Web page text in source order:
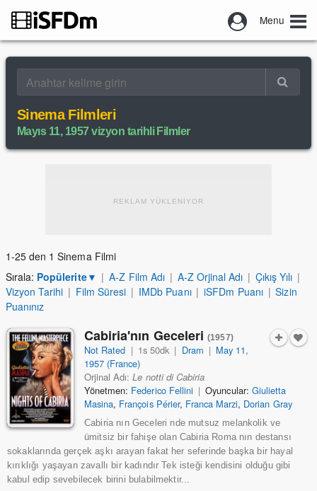
Menu
Sinema Filmleri
Mayıs 11, 1957 vizyon tarihli Filmler
REKLAM YÜKLENİYOR
1-25 den 1 Sinema Filmi
Sırala: Popülerite▼ | A-Z Film Adı | A-Z Orjinal Adı | Çıkış Yılı |
Vizyon Tarihi | Film Süresi | IMDb Puanı | iSFDm Puanı | Sizin
Puanınız
Cabiria'nın Geceleri (1957)
Not Rated | 1s 50dk | Dram | May 11,
1957 (France)
Orjinal Adı:Le notti di Cabiria
Yönetmen: Federico Fellini | Oyuncular: Giulietta
Masina, François Périer, Franca Marzi, Dorian Gray
Cabiria nın Geceleri nde mutsuz melankolik ve
ümitsiz bir fahişe olan Cabiria Roma nın destansı
sokaklarında gerçek aşkı arayan fakat her seferinde başka bir hayal
kırıklığı yaşayan zavallı bir kadındır Tek isteği kendisini olduğu gibi
kabul edip sevebilecek birini bulabilmektir...